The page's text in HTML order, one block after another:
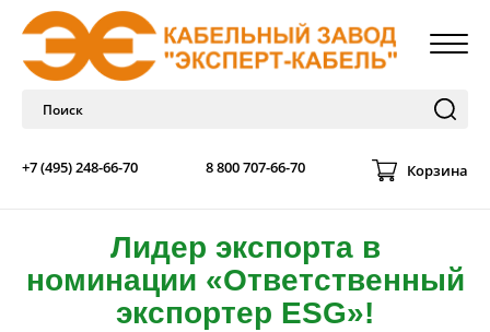
+7 (495) 248-66-70 8 800 707-66-70 Корзина
Лидер экспорта в
номинации «Ответственный
экспортер ESG»!